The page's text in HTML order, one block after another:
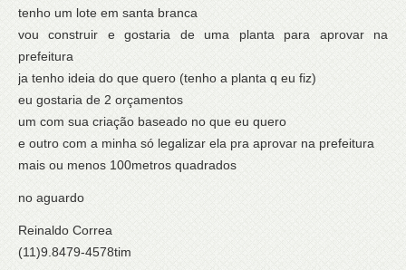
tenho um lote em santa branca
vou construir e gostaria de uma planta para aprovar na
prefeitura
ja tenho ideia do que quero (tenho a planta q eu fiz)
eu gostaria de 2 orçamentos
um com sua criação baseado no que eu quero
e outro com a minha só legalizar ela pra aprovar na prefeitura
mais ou menos 100metros quadrados
no aguardo
Reinaldo Correa
(11)9.8479-4578tim